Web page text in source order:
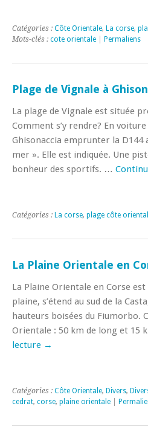
Catégories : Côte Orientale, La corse,
Mots-clés : cote orientale Permaliens
Plage de Vignale à
La plage de Vignale est située
Comment s’y rendre? En
Ghisonaccia emprunter la D144
mer ». Elle est indiquée. Une
bonheur des sportifs. …
Catégories : La corse, plage côte
La Plaine Orientale en
La Plaine Orientale en Corse
plaine, s’étend au sud de la
hauteurs boisées du Fiumorbo.
Orientale : 50 km de long et 15
lecture →
Catégories : Côte Orientale, Divers,
cedrat, corse, plaine orientale